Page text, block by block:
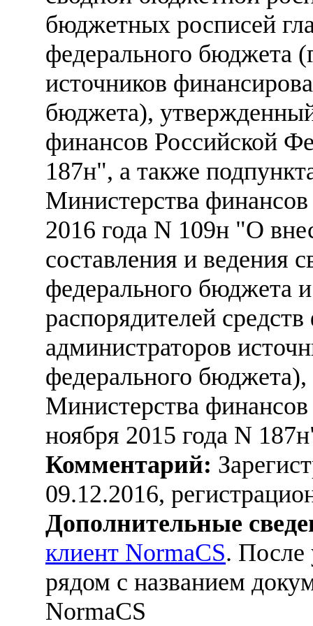
бюджетных росписей
федерального бюджета
источников
бюджета),
финансов Российской
187н", а также
Министерства
2016 года N 109н "О
составления и ведения
федерального бюджета
распорядителей
администраторов
федерального
Министерства
ноября 2015 года N
Комментарий:
09.12.2016,
Дополнительные
клиент NormaCS. После
рядом с названием
NormaCS